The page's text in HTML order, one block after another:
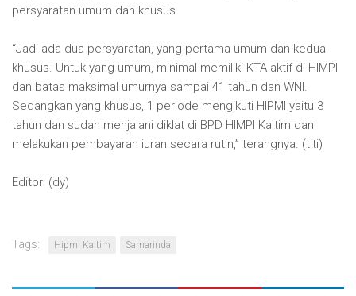
persyaratan umum dan khusus.
“Jadi ada dua persyaratan, yang pertama umum dan kedua
khusus. Untuk yang umum, minimal memiliki KTA aktif di HIMPI
dan batas maksimal umurnya sampai 41 tahun dan WNI.
Sedangkan yang khusus, 1 periode mengikuti HIPMI yaitu 3
tahun dan sudah menjalani diklat di BPD HIMPI Kaltim dan
melakukan pembayaran iuran secara rutin,” terangnya. (titi)
Editor: (dy)
Tags: Hipmi Kaltim Samarinda